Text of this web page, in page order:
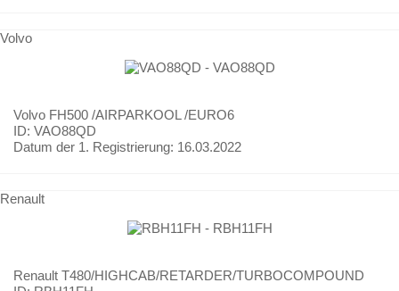
Volvo
Volvo FH500 /AIRPARKOOL /EURO6
ID: VAO88QD
Datum der 1. Registrierung: 16.03.2022
Renault
Renault T480/HIGHCAB/RETARDER/TURBOCOMPOUND